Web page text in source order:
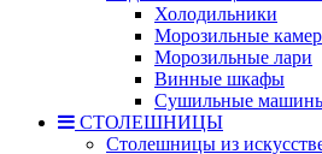
Холодильники
Морозильные
Морозильные лари
Винные шкафы
Сушильные
СТОЛЕШНИЦЫ
Столешницы из